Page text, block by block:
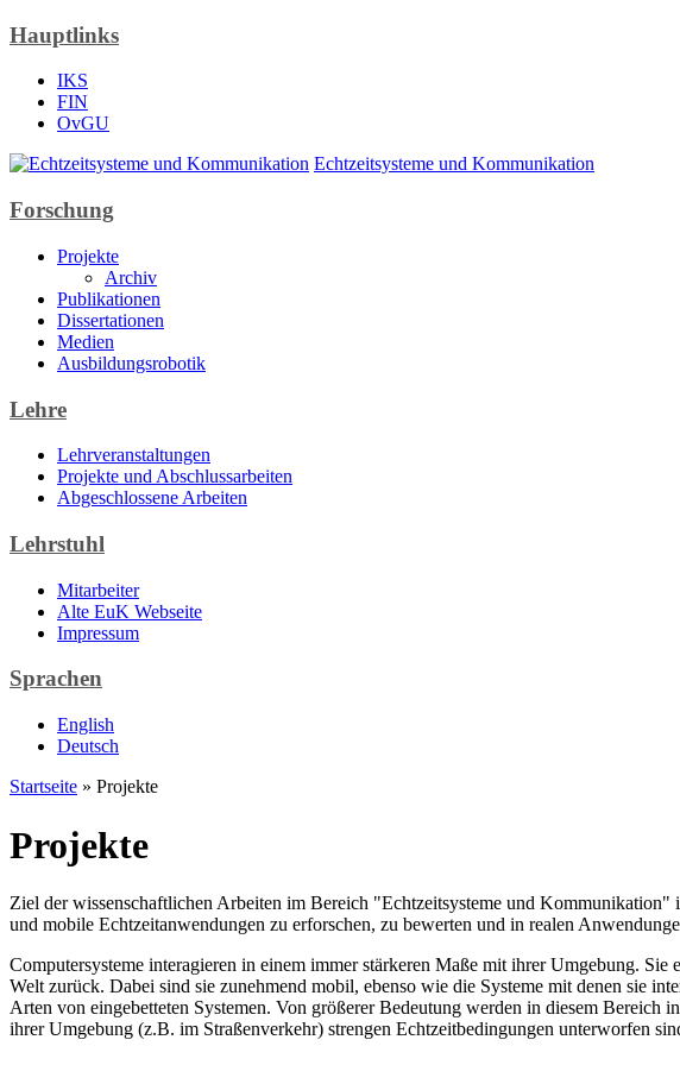
Hauptlinks
IKS
FIN
OvGU
Echtzeitsysteme und Kommunikation
Forschung
Projekte
Archiv
Publikationen
Dissertationen
Medien
Ausbildungsrobotik
Lehre
Lehrveranstaltungen
Projekte und Abschlussarbeiten
Abgeschlossene Arbeiten
Lehrstuhl
Mitarbeiter
Alte EuK Webseite
Impressum
Sprachen
English
Deutsch
Startseite » Projekte
Projekte
Ziel der wissenschaftlichen Arbeiten im Bereich "Echtzeitsysteme und
und mobile Echtzeitanwendungen zu erforschen, zu bewerten und in realen
Computersysteme interagieren in einem immer stärkeren Maße mit ihrer Umgebung.
Welt zurück. Dabei sind sie zunehmend mobil, ebenso wie die Systeme mit denen sie
Arten von eingebetteten Systemen. Von größerer Bedeutung werden in diesem
ihrer Umgebung (z.B. im Straßenverkehr) strengen Echtzeitbedingungen unterworfen